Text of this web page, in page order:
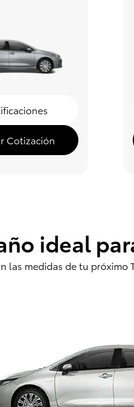
Cotización
ideal
las medidas de tu próximo